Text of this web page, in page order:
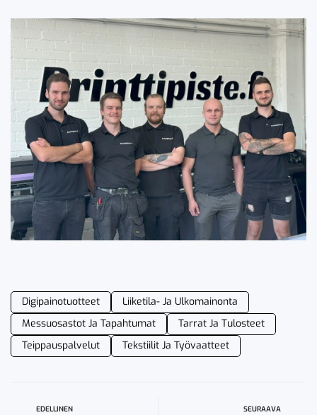
Digipainotuotteet
Liiketila- Ja Ulkomainonta
Messuosastot Ja Tapahtumat
Tarrat Ja Tulosteet
Teippauspalvelut
Tekstiilit Ja Työvaatteet
EDELLINEN SEURAAVA